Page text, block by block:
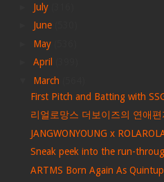
July
June
May
April
March
First Pitch and Batting with
리얼로망스 더보이즈의 연애편
JANGWONYOUNG x
Sneak peek into the run-
ARTMS Born Again As